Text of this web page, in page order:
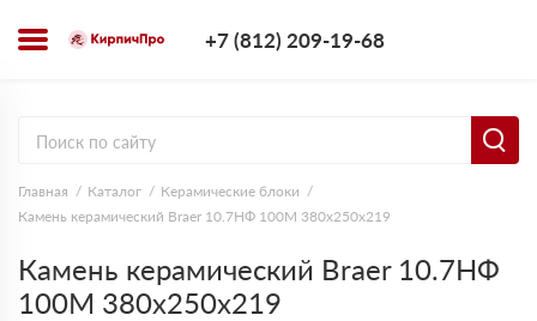
+7 (812) 209-19-68
Главная Каталог
Керамические блоки
Камень керамический Braer 10.7НФ 100М 380х250х219
Камень керамический Braer 10.7НФ
100М 380х250х219